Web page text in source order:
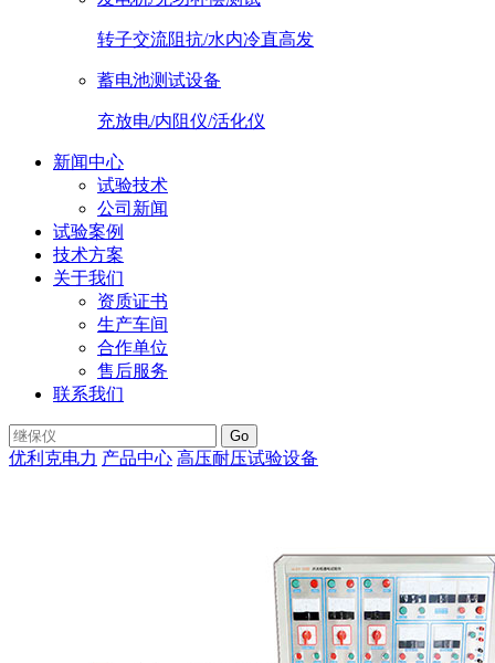
转子交流阻抗/水内冷直高发
蓄电池测试设备
充放电/内阻仪/活化仪
新闻中心
试验技术
公司新闻
试验案例
技术方案
关于我们
资质证书
生产车间
合作单位
售后服务
联系我们
Go
优利克电力 产品中心 高压耐压试验设备